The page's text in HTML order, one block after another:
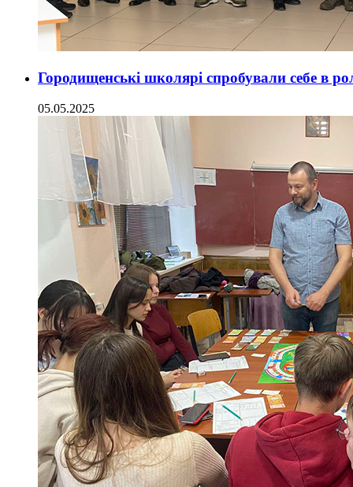
Городищенські школярі спробували себе в
05.05.2025